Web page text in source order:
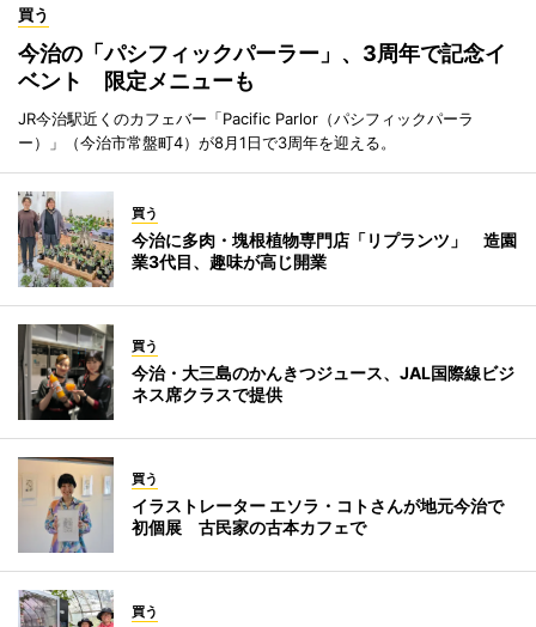
買う
今治の「パシフィックパーラー」、3周年で記念イ
ベント 限定メニューも
JR今治駅近くのカフェバー「Pacific Parlor（パシフィックパーラ
ー）」（今治市常盤町4）が8月1日で3周年を迎える。
買う
今治に多肉・塊根植物専門店「リプランツ」 造園
業3代目、趣味が高じ開業
買う
今治・大三島のかんきつジュース、JAL国際線ビジ
ネス席クラスで提供
買う
イラストレーター エソラ・コトさんが地元今治で
初個展 古民家の古本カフェで
買う